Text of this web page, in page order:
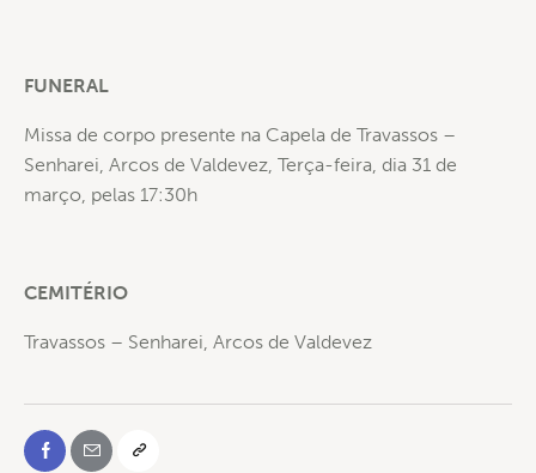
FUNERAL
Missa de corpo presente na Capela de Travassos –
Senharei, Arcos de Valdevez, Terça-feira, dia 31 de
março, pelas 17:30h
CEMITÉRIO
Travassos – Senharei, Arcos de Valdevez